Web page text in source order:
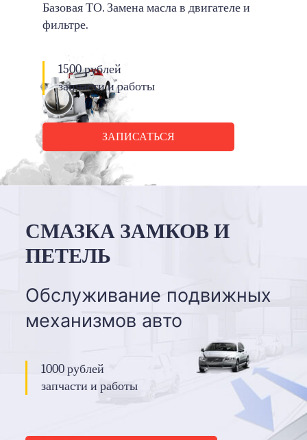
Базовая ТО. Замена масла в двигателе и
фильтре.
1500 рублей
запчасти и работы
ЗАПИСАТЬСЯ
СМАЗКА ЗАМКОВ И
ПЕТЕЛЬ
Обслуживание подвижных
механизмов авто
1000 рублей
запчасти и работы